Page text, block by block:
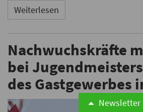
Weiterlesen
Nachwuchskräfte
bei
des Gastgewerbes
Newsletter